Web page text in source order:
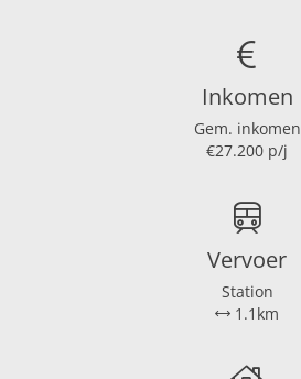
Inkomen
Gem. inkomen
€27.200 p/j
Vervoer
Station
1.1km